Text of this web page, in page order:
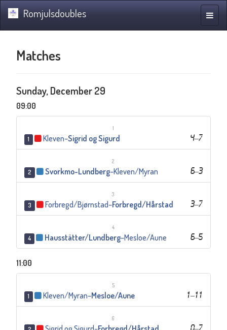
Toggle
Romjulsdoubles
Matches
Sunday, December 29
09:00
1
1 4–7
Kleven–Sigrid og Sigurd
2
2 6–3
Svorkmo-Lundberg–Kleven/Myran
3
3 3–7
Forbregd/Bjørnstad–Forbregd/Hårstad
4
4 6–5
Hausstätter/Lundberg–Mesloe/Aune
11:00
5
1 1–11
Kleven/Myran–Mesloe/Aune
6
0–7